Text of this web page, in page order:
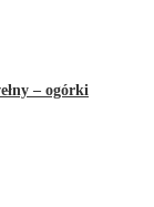
– ogórki